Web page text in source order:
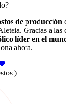
de producción
Gracias a las
líder en el
ahora.
)